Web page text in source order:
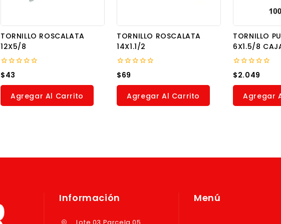
TORNILLO ROSCALATA
12X5/8
0
out
of
$43
Agregar Al Carrito
TORNILLO ROSCALATA
14X1.1/2
0
out
of
$69
Agregar Al Carrito
TORNILLO
6X1.5/8
0
out
of
$2.049
Agregar
Información Menú